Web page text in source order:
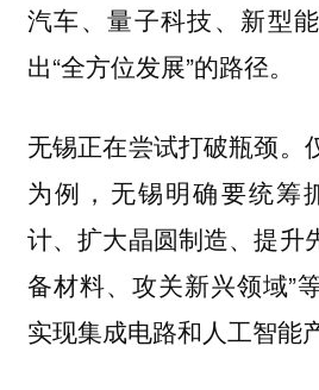
汽车、量子科技、新型
出“全方位发展”的路径。
无锡正在尝试打破瓶颈。
为例，无锡明确要统筹
计、扩大晶圆制造、提升
备材料、攻关新兴领域”
实现集成电路和人工智能